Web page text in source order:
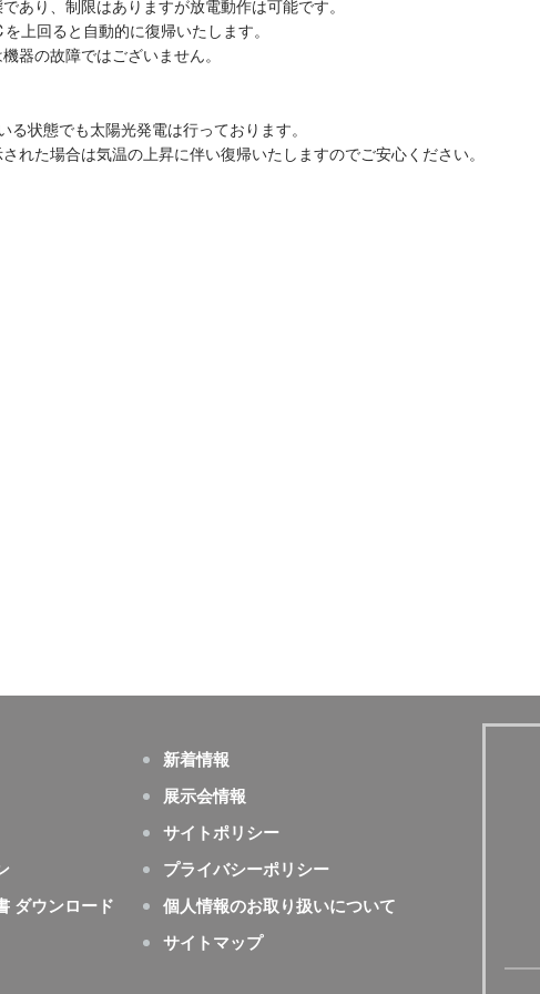
あり、制限はありますが放電動作は可能です。
上回ると自動的に復帰いたします。
器の故障ではございません。
る状態でも太陽光発電は行っております。
れた場合は気温の上昇に伴い復帰いたしますのでご安心ください。
ダウンロード
新着情報
展示会情報
サイトポリシー
プライバシーポリシー
個人情報のお取り扱いについて
サイトマップ